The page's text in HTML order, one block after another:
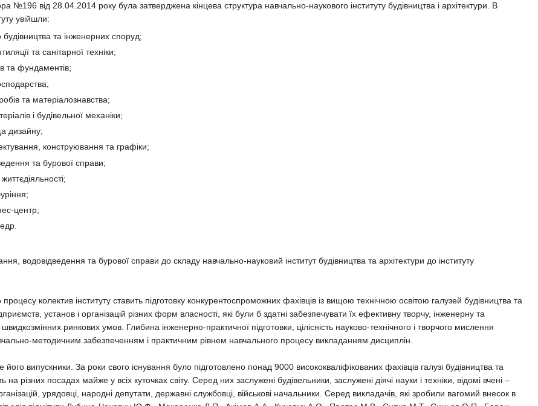
№196 від 28.04.2014 року була затверджена кінцева структура навчально-наукового інституту будівництва і архітектури. В
увійшли:
та інженерних споруд;
та санітарної техніки;
та фундаментів;
та матеріалознавства;
і будівельної механіки;
дизайну;
конструювання та графіки;
та бурової справи;
центр;
водовідведення та бурової справи до складу навчально-науковий інститут будівництва та архітектури до інституту
колектив інституту ставить підготовку конкурентоспроможних фахівців із вищою технічною освітою галузей будівництва та
установ і організацій різних форм власності, які були б здатні забезпечувати їх ефективну творчу, інженерну та
ринкових умов. Глибина інженерно-практичної підготовки, цілісність науково-технічного і творчого мислення
методичним забезпеченням і практичним рівнем навчального процесу викладанням дисциплін.
його випускники. За роки свого існування було підготовлено понад 9000 висококваліфікованих фахівців галузі будівництва та
різних посадах майже у всіх куточках світу. Серед них заслужені будівельники, заслужені діячі науки і техніки, відомі вчені –
урядовці, народні депутати, державні службовці, військові начальники. Серед викладачів, які зробили вагомий внесок в